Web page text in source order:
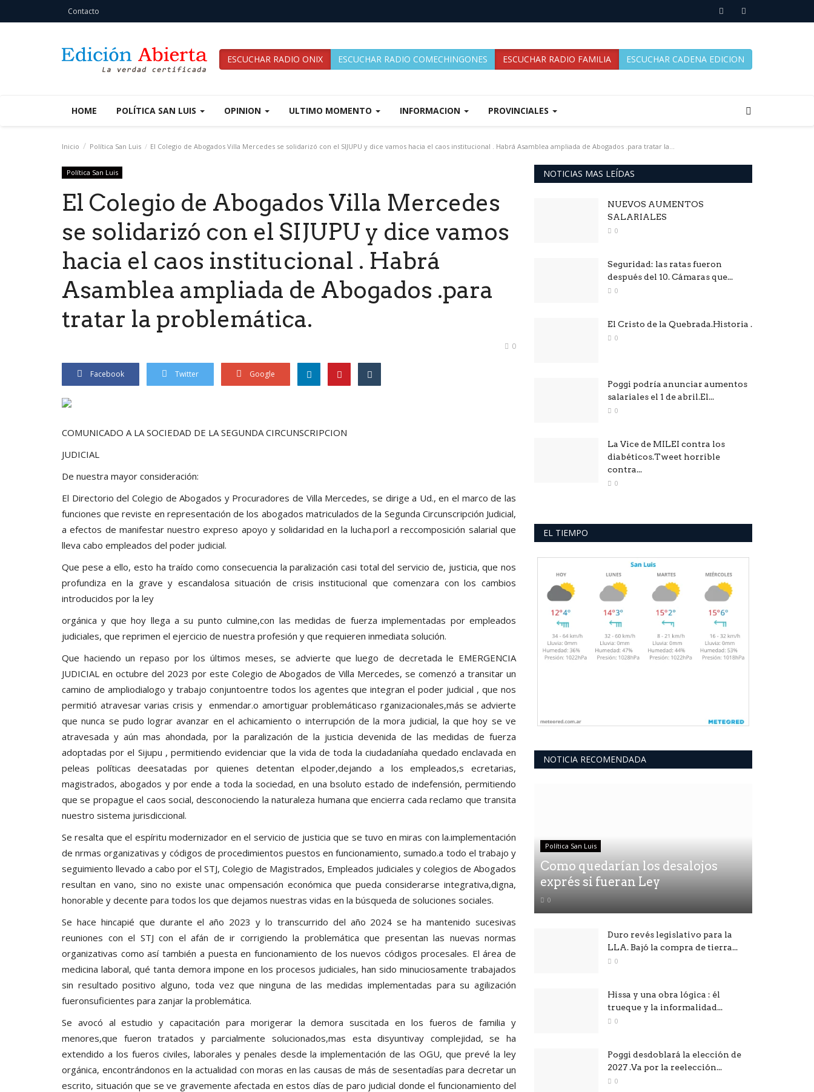
Contacto
ESCUCHAR RADIO ONIX ESCUCHAR RADIO COMECHINGONES ESCUCHAR RADIO FAMILIA ESCUCHAR CADENA EDICION
HOME POLÍTICA SAN LUIS OPINION ULTIMO MOMENTO INFORMACION PROVINCIALES
Inicio Política San Luis El Colegio de Abogados Villa Mercedes se solidarizó con el SIJUPU y dice vamos hacia el caos institucional . Habrá Asamblea ampliada de Abogados .para tratar la...
Política San Luis
El Colegio de Abogados Villa Mercedes
se solidarizó con el SIJUPU y dice vamos
hacia el caos institucional . Habrá
Asamblea ampliada de Abogados .para
tratar la problemática.
0
Facebook Twitter Google
COMUNICADO A LA SOCIEDAD DE LA SEGUNDA CIRCUNSCRIPCION
JUDICIAL
De nuestra mayor consideración:
El Directorio del Colegio de Abogados y Procuradores de Villa Mercedes, se dirige a Ud., en el marco de las
funciones que reviste en representación de los abogados matriculados de la Segunda Circunscripción Judicial,
a efectos de manifestar nuestro expreso apoyo y solidaridad en la lucha.porl a reccomposición salarial que
lleva cabo empleados del poder judicial.
Que pese a ello, esto ha traído como consecuencia la paralización casi total delservicio de, justicia, que nos
profundiza en la grave y escandalosa situación de crisis institucional que comenzara con los cambios
introducidos por la ley
orgánica y que hoy llega a su punto culmine,con las medidas de fuerza implementadas por empleados
judiciales, que reprimen el ejercicio de nuestra profesión y que requieren inmediata solución.
Que haciendo un repaso por los últimos meses, se advierte que luego de decretada le EMERGENCIA
JUDICIAL en octubre del 2023 por este Colegio de Abogados de Villa Mercedes, se comenzó a transitar un
camino de ampliodialogo y trabajo conjuntoentre todos los agentes que integran el poder judicial , que nos
permitió atravesar varias crisis y enmendar.o amortiguar problemáticaso rganizacionales,más se advierte
que nunca se pudo lograr avanzar en el achicamiento o interrupción de la mora judicial, la que hoy se ve
atravesada y aún mas ahondada, por la paralización de la justicia devenida de las medidas de fuerza
adoptadas por el Sijupu , permitiendo evidenciar que la vida de toda la ciudadaníaha quedado enclavada en
peleas políticas deesatadas por quienes detentan el.poder,dejando a los empleados,s ecretarias,
magistrados, abogados y por ende a toda la sociedad, en una bsoluto estado de indefensión, permitiendo
que se propague el caos social, desconociendo la naturaleza humana que encierra cada reclamo que transita
nuestro sistema jurisdiccional.
Se resalta que el espíritu modernizador en el servicio de justicia que se tuvo en miras con la.implementación
de nrmas organizativas y códigos de procedimientos puestos en funcionamiento, sumado.a todo el trabajo y
seguimiento llevado a cabo por el STJ, Colegio de Magistrados, Empleados judiciales y colegios de Abogados
resultan en vano, sino no existe unac ompensación económica que pueda considerarse integrativa,digna,
honorable y decente para todos los que dejamos nuestras vidas en la búsqueda de soluciones sociales.
Se hace hincapié que durante el año 2023 y lo transcurrido del año 2024 se ha mantenido sucesivas
reuniones con el STJ con el afán de ir corrigiendo la problemática que presentan las nuevas normas
organizativas como así también a puesta en funcionamiento de los nuevos códigos procesales. El área de
medicina laboral, qué tanta demora impone en los procesos judiciales, han sido minuciosamente trabajados
sin resultado positivo alguno, toda vez que ninguna de las medidas implementadas para su agilización
fueronsuficientes para zanjar la problemática.
Se avocó al estudio y capacitación para morigerar la demora suscitada en los fueros de familia y
menores,que fueron tratados y parcialmente solucionados,mas esta disyuntivay complejidad, se ha
extendido a los fueros civiles, laborales y penales desde la implementación de las OGU, que prevé la ley
orgánica, encontrándonos en la actualidad con moras en las causas de más de sesentadías para decretar un
escrito, situación que se ve gravemente afectada en estos días de paro judicial donde el funcionamiento del
NOTICIAS MAS LEÍDAS
NUEVOS AUMENTOS
SALARIALES
0
Seguridad: las ratas fueron
después del 10. Cámaras que...
0
El Cristo de la Quebrada.Historia .
0
Poggi podría anunciar aumentos
salariales el 1 de abril.El...
0
La Vice de MILEI contra los
diabéticos.Tweet horrible
contra...
0
EL TIEMPO
NOTICIA RECOMENDADA
Política San Luis
Como quedarían los desalojos
exprés si fueran Ley
0
Duro revés legislativo para la
LLA. Bajó la compra de tierra...
0
Hissa y una obra lógica : él
trueque y la informalidad...
0
Poggi desdoblará la elección de
2027 .Va por la reelección...
0